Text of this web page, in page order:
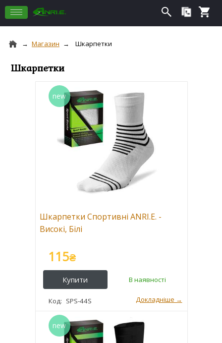
Магазин Шкарпетки
Шкарпетки
Шкарпетки Спортивні ANRI.E. -
Високі, Білі
SPS-44S
115₴